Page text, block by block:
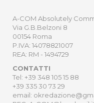
A-COM Absolutely
Via G.B.Belzoni 8
00154 Roma
P.IVA: 14078821007
REA: RM - 1494729
CONTATTI
Tel: +39 348 105 15 88
+39 335 30 73 29
email: